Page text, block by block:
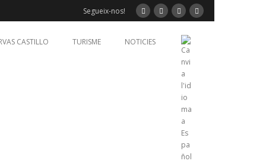
Segueix-nos!
CASTILLO TURISME NOTICIES